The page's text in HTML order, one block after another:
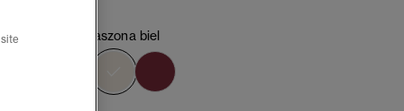
kość / przygaszona biel
wybrano